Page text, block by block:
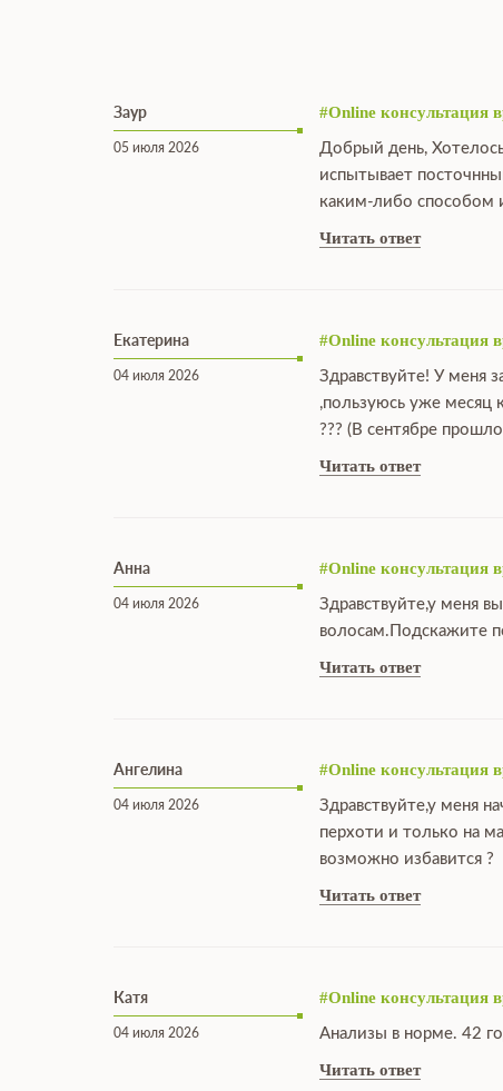
Заур
05 июля 2026
#Online консультация
Добрый день,
испытывает
каким-либо способом
Читать ответ
Екатерина
04 июля 2026
#Online консультация
Здравствуйте! У меня
,пользуюсь уже месяц
??? (В сентябре
Читать ответ
Анна
04 июля 2026
#Online консультация
Здравствуйте,у меня
волосам.Подскажите
Читать ответ
Ангелина
04 июля 2026
#Online консультация
Здравствуйте,у меня
перхоти и только на
возможно избавится ?
Читать ответ
Катя
04 июля 2026
#Online консультация
Анализы в норме. 42
Читать ответ